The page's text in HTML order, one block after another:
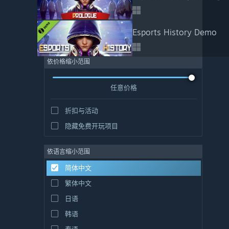
Esports History Demo
依价格缩小范围
任意价格
折扣与活动
隐藏免费开玩项目
依语言缩小范围
简体中文
繁体中文
日语
韩语